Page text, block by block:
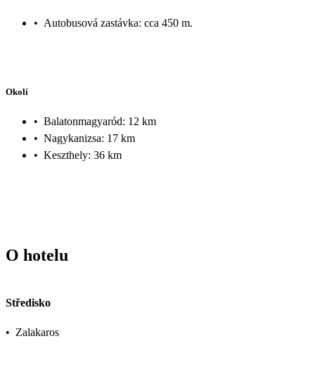
• Autobusová zastávka: cca 450 m.
Okolí
• Balatonmagyaród: 12 km
• Nagykanizsa: 17 km
• Keszthely: 36 km
O hotelu
Středisko
• Zalakaros